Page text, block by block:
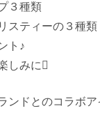
３種類
スティーの３種類
ト♪
しみに
ンドとのコラボア